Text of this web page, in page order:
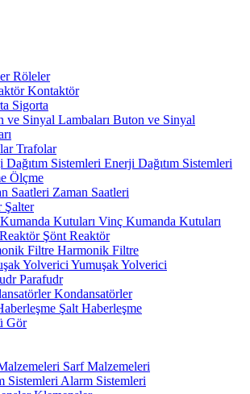
Röleler
Kontaktör
Sigorta
Buton ve Sinyal
Trafolar
Enerji Dağıtım Sistemleri
Ölçme
Zaman Saatleri
Şalter
Vinç Kumanda Kutuları
Şönt Reaktör
Harmonik Filtre
Yumuşak Yolverici
Parafudr
Kondansatörler
Şalt Haberleşme
Gör
Sarf Malzemeleri
Alarm Sistemleri